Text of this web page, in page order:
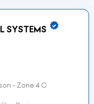
SYSTEMS
- Zone 4 C